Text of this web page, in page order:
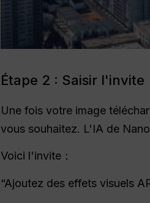
Étape 2 : Saisir l'invite
Une fois votre image
vous souhaitez. L'IA de
Voici l'invite：
“Ajoutez des effets visuels